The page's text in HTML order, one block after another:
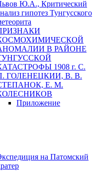
Ю.A., Критический
гипотез Тунгусского
В РАЙОНЕ
1908 г. С.
ГОЛЕНЕЦКИИ, В. В.
Е. М.
Приложение
на Патомский